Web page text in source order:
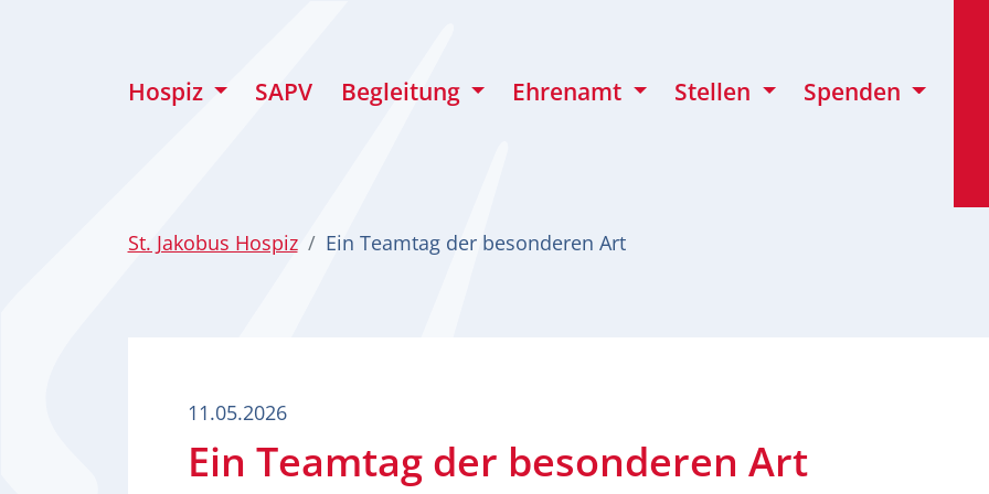
Hospiz SAPV Begleitung Ehrenamt Stellen Spenden
St. Jakobus Hospiz Ein Teamtag der besonderen Art
11.05.2026
Ein Teamtag der besonderen Art